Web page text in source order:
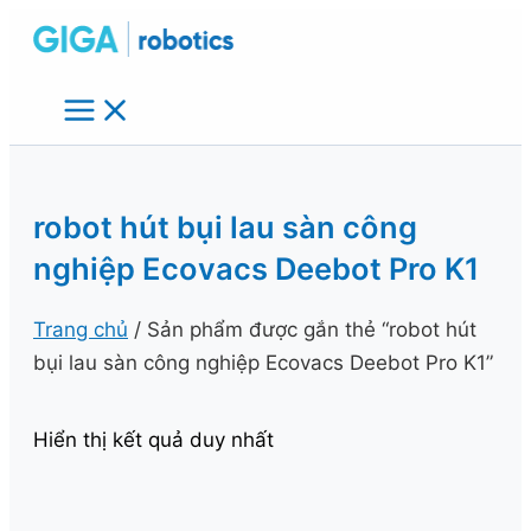
robot hút bụi lau sàn công
nghiệp Ecovacs Deebot Pro K1
Trang chủ / Sản phẩm được gắn thẻ “robot hút
bụi lau sàn công nghiệp Ecovacs Deebot Pro K1”
Hiển thị kết quả duy nhất